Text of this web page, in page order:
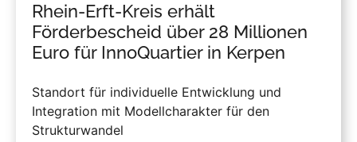
Rhein-Erft-Kreis erhält
Förderbescheid über 28 Millionen
Euro für InnoQuartier in Kerpen
Standort für individuelle Entwicklung und
Integration mit Modellcharakter für den
Strukturwandel